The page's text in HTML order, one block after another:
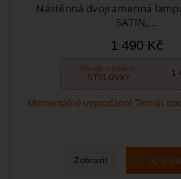
Nástěnná dvojramenná
SATIN,...
1 490 Kč
Koupit s kódem:
STYLOVKY
1
Momentálně vyprodáno! Termín
Zobrazit Do